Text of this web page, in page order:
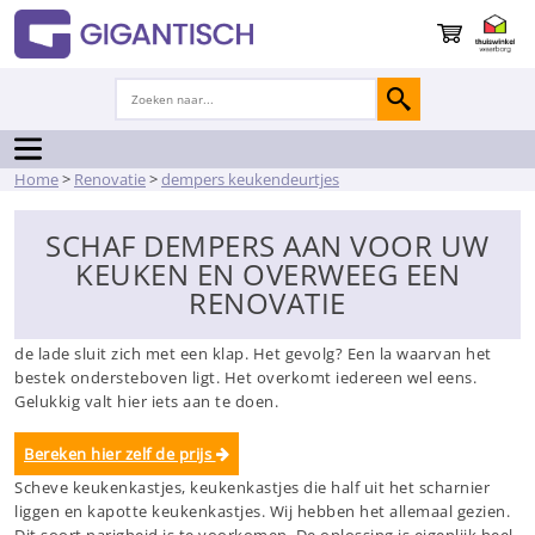
Home> Renovatie>dempers keukendeurtjes
SCHAF DEMPERS AAN VOOR UW
KEUKEN EN OVERWEEG EEN
RENOVATIE
de lade sluit zich met een klap. Het gevolg? Een la waarvan het
bestek ondersteboven ligt. Het overkomt iedereen wel eens.
Gelukkig valt hier iets aan te doen.
Bereken hier zelf de prijs
Scheve keukenkastjes, keukenkastjes die half uit het scharnier
liggen en kapotte keukenkastjes. Wij hebben het allemaal gezien.